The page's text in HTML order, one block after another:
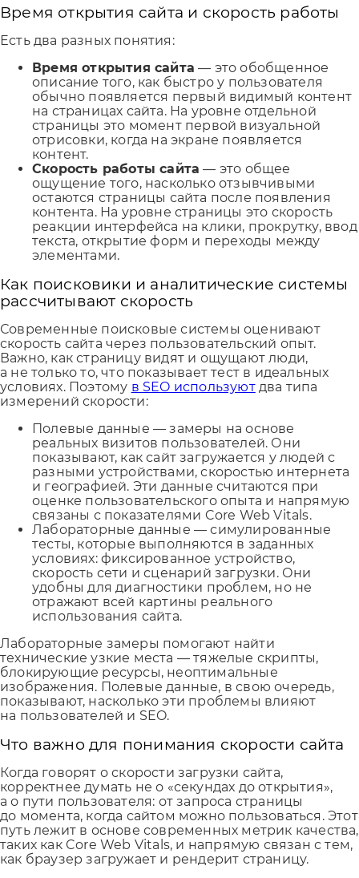
Время открытия сайта и скорость работы
Есть два разных понятия:
Время открытия сайта — это обобщенное
описание того, как быстро у пользователя
обычно появляется первый видимый контент
на страницах сайта. На уровне отдельной
страницы это момент первой визуальной
отрисовки, когда на экране появляется
контент.
Скорость работы сайта — это общее
ощущение того, насколько отзывчивыми
остаются страницы сайта после появления
контента. На уровне страницы это скорость
реакции интерфейса на клики, прокрутку, ввод
текста, открытие форм и переходы между
элементами.
Как поисковики и аналитические системы
рассчитывают скорость
Современные поисковые системы оценивают
скорость сайта через пользовательский опыт.
Важно, как страницу видят и ощущают люди,
а не только то, что показывает тест в идеальных
условиях. Поэтому в SEO используютдва типа
измерений скорости:
Полевые данные — замеры на основе
реальных визитов пользователей. Они
показывают, как сайт загружается у людей с
разными устройствами, скоростью интернета
и географией. Эти данные считаются при
оценке пользовательского опыта и напрямую
связаны с показателями Core Web Vitals.
Лабораторные данные — симулированные
тесты, которые выполняются в заданных
условиях: фиксированное устройство,
скорость сети и сценарий загрузки. Они
удобны для диагностики проблем, но не
отражают всей картины реального
использования сайта.
Лабораторные замеры помогают найти
технические узкие места — тяжелые скрипты,
блокирующие ресурсы, неоптимальные
изображения. Полевые данные, в свою очередь,
показывают, насколько эти проблемы влияют
на пользователей и SEO.
Что важно для понимания скорости сайта
Когда говорят о скорости загрузки сайта,
корректнее думать не о «секундах до открытия»,
а о пути пользователя: от запроса страницы
до момента, когда сайтом можно пользоваться. Этот
путь лежит в основе современных метрик качества,
таких как Core Web Vitals, и напрямую связан с тем,
как браузер загружает и рендерит страницу.